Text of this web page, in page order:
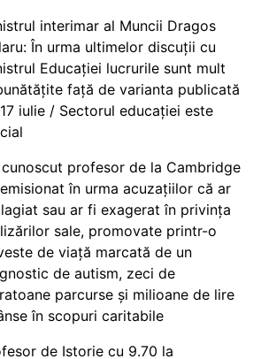
interimar al Muncii Dragos
În urma ultimelor discuții cu
Educației lucrurile sunt mult
față de varianta publicată
iulie / Sectorul educației este
cunoscut profesor de la Cambridge
în urma acuzațiilor că ar
sau ar fi exagerat în privința
sale, promovate printr-o
de viață marcată de un
de autism, zeci de
parcurse și milioane de lire
în scopuri caritabile
de Istorie cu 9.70 la